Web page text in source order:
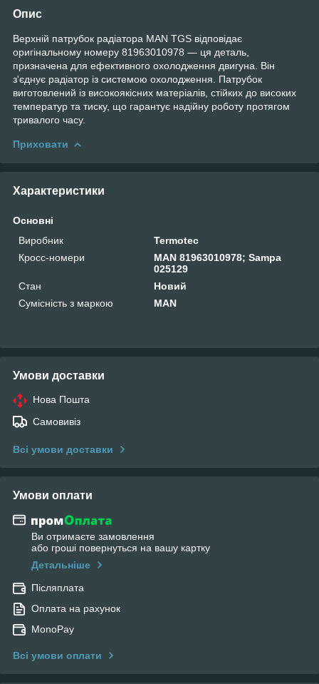
Опис
Верхній патрубок радіатора MAN TGS відповідає
оригінальному номеру 81963010978 — ця деталь,
призначена для ефективного охолодження двигуна. Він
з'єднує радіатор із системою охолодження. Патрубок
виготовлений із високоякісних матеріалів, стійких до високих
температур та тиску, що гарантує надійну роботу протягом
тривалого часу.
Приховати
Характеристики
Основні
Виробник
Termotec
Кросс-номери
MAN 81963010978; Sampa
025129
Стан
Новий
Сумісність з маркою
MAN
Умови доставки
Нова Пошта
Самовивіз
Всі умови доставки
Умови оплати
Ви отримаєте замовлення
або гроші повернуться на вашу картку
Детальніше
Післяплата
Оплата на рахунок
MonoPay
Всі умови оплати